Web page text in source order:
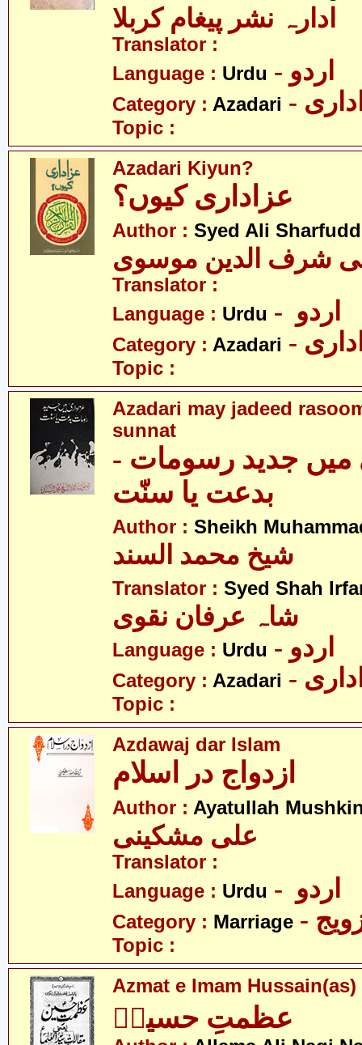
ادارہ نشر پیغام کربلا
Translator :
Language : Urdu - اردو
Category : Azadari
Topic :
Azadari Kiyun?
Author : Syed Ali
شرف الدین موسوی
Translator :
Language : Urdu
Category : Azadari
Topic :
Azadari may jadeed
sunnat
میں جدید رسومات -
بدعت یا سنّت
Author : Sheikh
شیخ محمد السند
Translator : Syed Shah
شاہ عرفان نقوی
Language : Urdu - اردو
Category : Azadari
Topic :
Azdawaj dar Islam
Author : Ayatullah
علی مشکینی
Translator :
Language : Urdu
Category : Marriage
Topic :
Azmat e Imam Hussain(as)
عظمتِ حسینؑ